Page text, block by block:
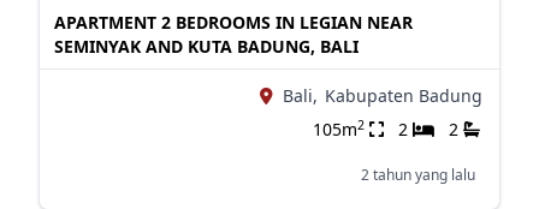
APARTMENT 2 BEDROOMS IN LEGIAN NEAR
SEMINYAK AND KUTA BADUNG, BALI
Bali, Kabupaten Badung
105m2 2 2
2 tahun yang lalu